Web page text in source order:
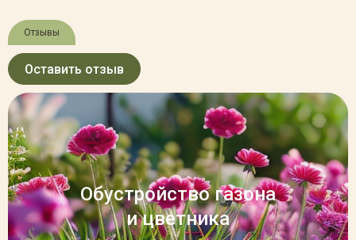
Отзывы
Оставить отзыв
Обустройство газона
и цветника